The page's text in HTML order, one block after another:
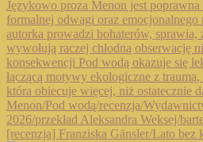
[recenzja] Franziska Gänsler/Lato bez